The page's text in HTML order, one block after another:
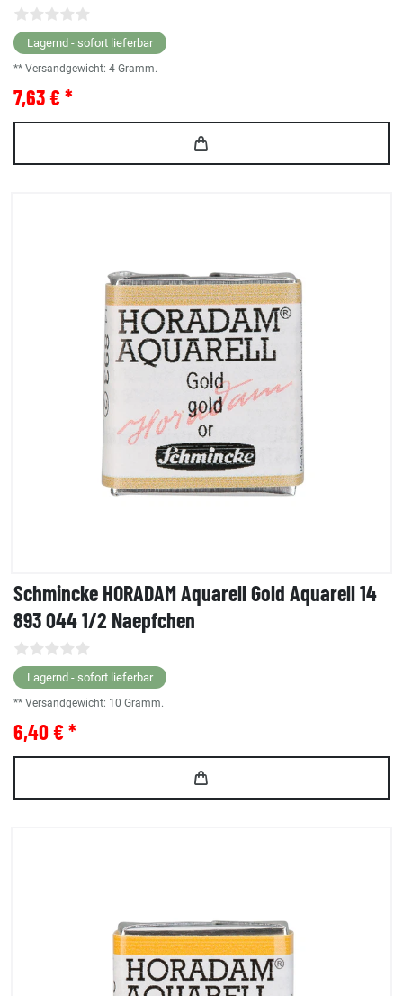
Lagernd - sofort lieferbar
** Versandgewicht: 4 Gramm.
7,63 € *
Schmincke HORADAM Aquarell Gold Aquarell 14
893 044 1/2 Naepfchen
Lagernd - sofort lieferbar
** Versandgewicht: 10 Gramm.
6,40 € *